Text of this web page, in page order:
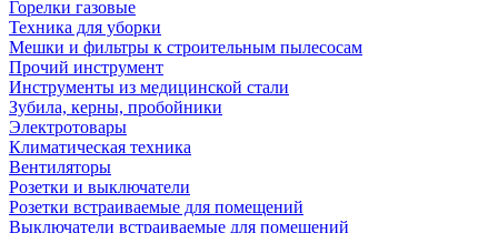
Горелки газовые
Техника для уборки
Мешки и фильтры к строительным пылесосам
Прочий инструмент
Инструменты из медицинской стали
Зубила, керны, пробойники
Электротовары
Климатическая техника
Вентиляторы
Розетки и выключатели
Розетки встраиваемые для помещений
Выключатели встраиваемые для помещений